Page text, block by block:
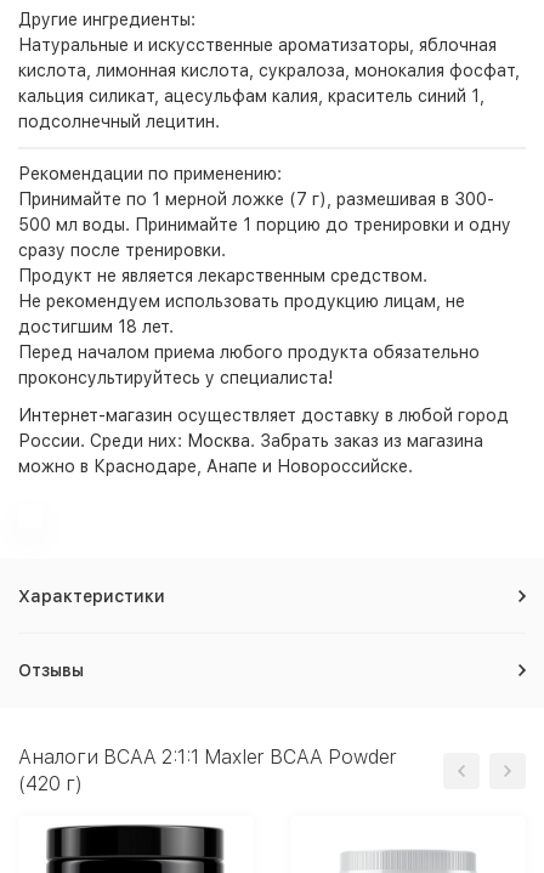
Другие ингредиенты:
Натуральные и искусственные ароматизаторы, яблочная
кислота, лимонная кислота, сукралоза, монокалия фосфат,
кальция силикат, ацесульфам калия, краситель синий 1,
подсолнечный лецитин.
Рекомендации по применению:
Принимайте по 1 мерной ложке (7 г), размешивая в 300-
500 мл воды. Принимайте 1 порцию до тренировки и одну
сразу после тренировки.
Продукт не является лекарственным средством.
Не рекомендуем использовать продукцию лицам, не
достигшим 18 лет.
Перед началом приема любого продукта обязательно
проконсультируйтесь у специалиста!
Интернет-магазин осуществляет доставку в любой город
России. Среди них: Москва. Забрать заказ из магазина
можно в Краснодаре, Анапе и Новороссийске.
Характеристики
Отзывы
Аналоги BCAA 2:1:1 Maxler BCAA Powder
(420 г)